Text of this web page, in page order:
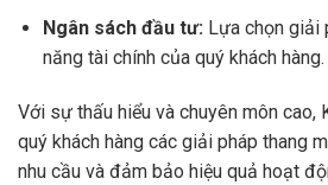
Ngân sách đầu tư:Lựa chọn giải
năng tài chính của quý khách hàng.
Với sự thấu hiểu và chuyên môn cao,
quý khách hàng các giải pháp thang
nhu cầu và đảm bảo hiệu quả hoạt